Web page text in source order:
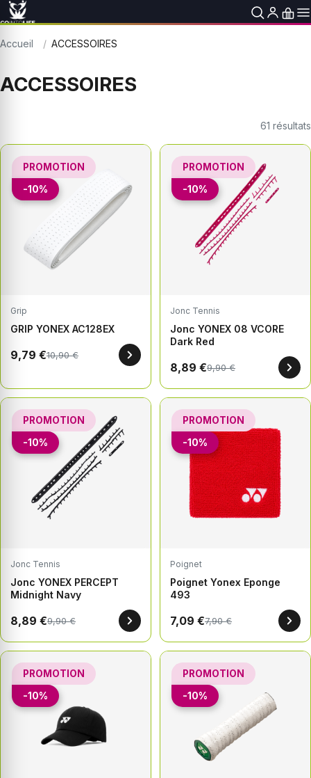
Accueil ACCESSOIRES
ACCESSOIRES
61 résultats
PROMOTION
-10%
Grip
GRIP YONEX AC128EX
9,79 €10,90 €
PROMOTION
-10%
Jonc Tennis
Jonc YONEX 08 VCORE
Dark Red
8,89 €9,90 €
PROMOTION
-10%
Jonc Tennis
Jonc YONEX PERCEPT
Midnight Navy
8,89 €9,90 €
PROMOTION
-10%
Poignet
Poignet Yonex Eponge
493
7,09 €7,90 €
PROMOTION
-10%
PROMOTION
-10%